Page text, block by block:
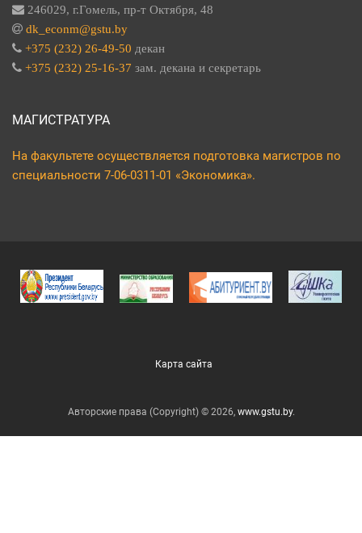
246029, г.Гомель, пр-т Октября, 48
dk_econm@gstu.by
+375 (232) 26-49-50 декан
+375 (232) 25-16-37 зам. декана и секретарь
МАГИСТРАТУРА
На факультете осуществляется подготовка магистров по
специальности 7-06-0311-01 «Экономика».
Карта сайта
Авторские права (Copyright) © 2026, www.gstu.by.